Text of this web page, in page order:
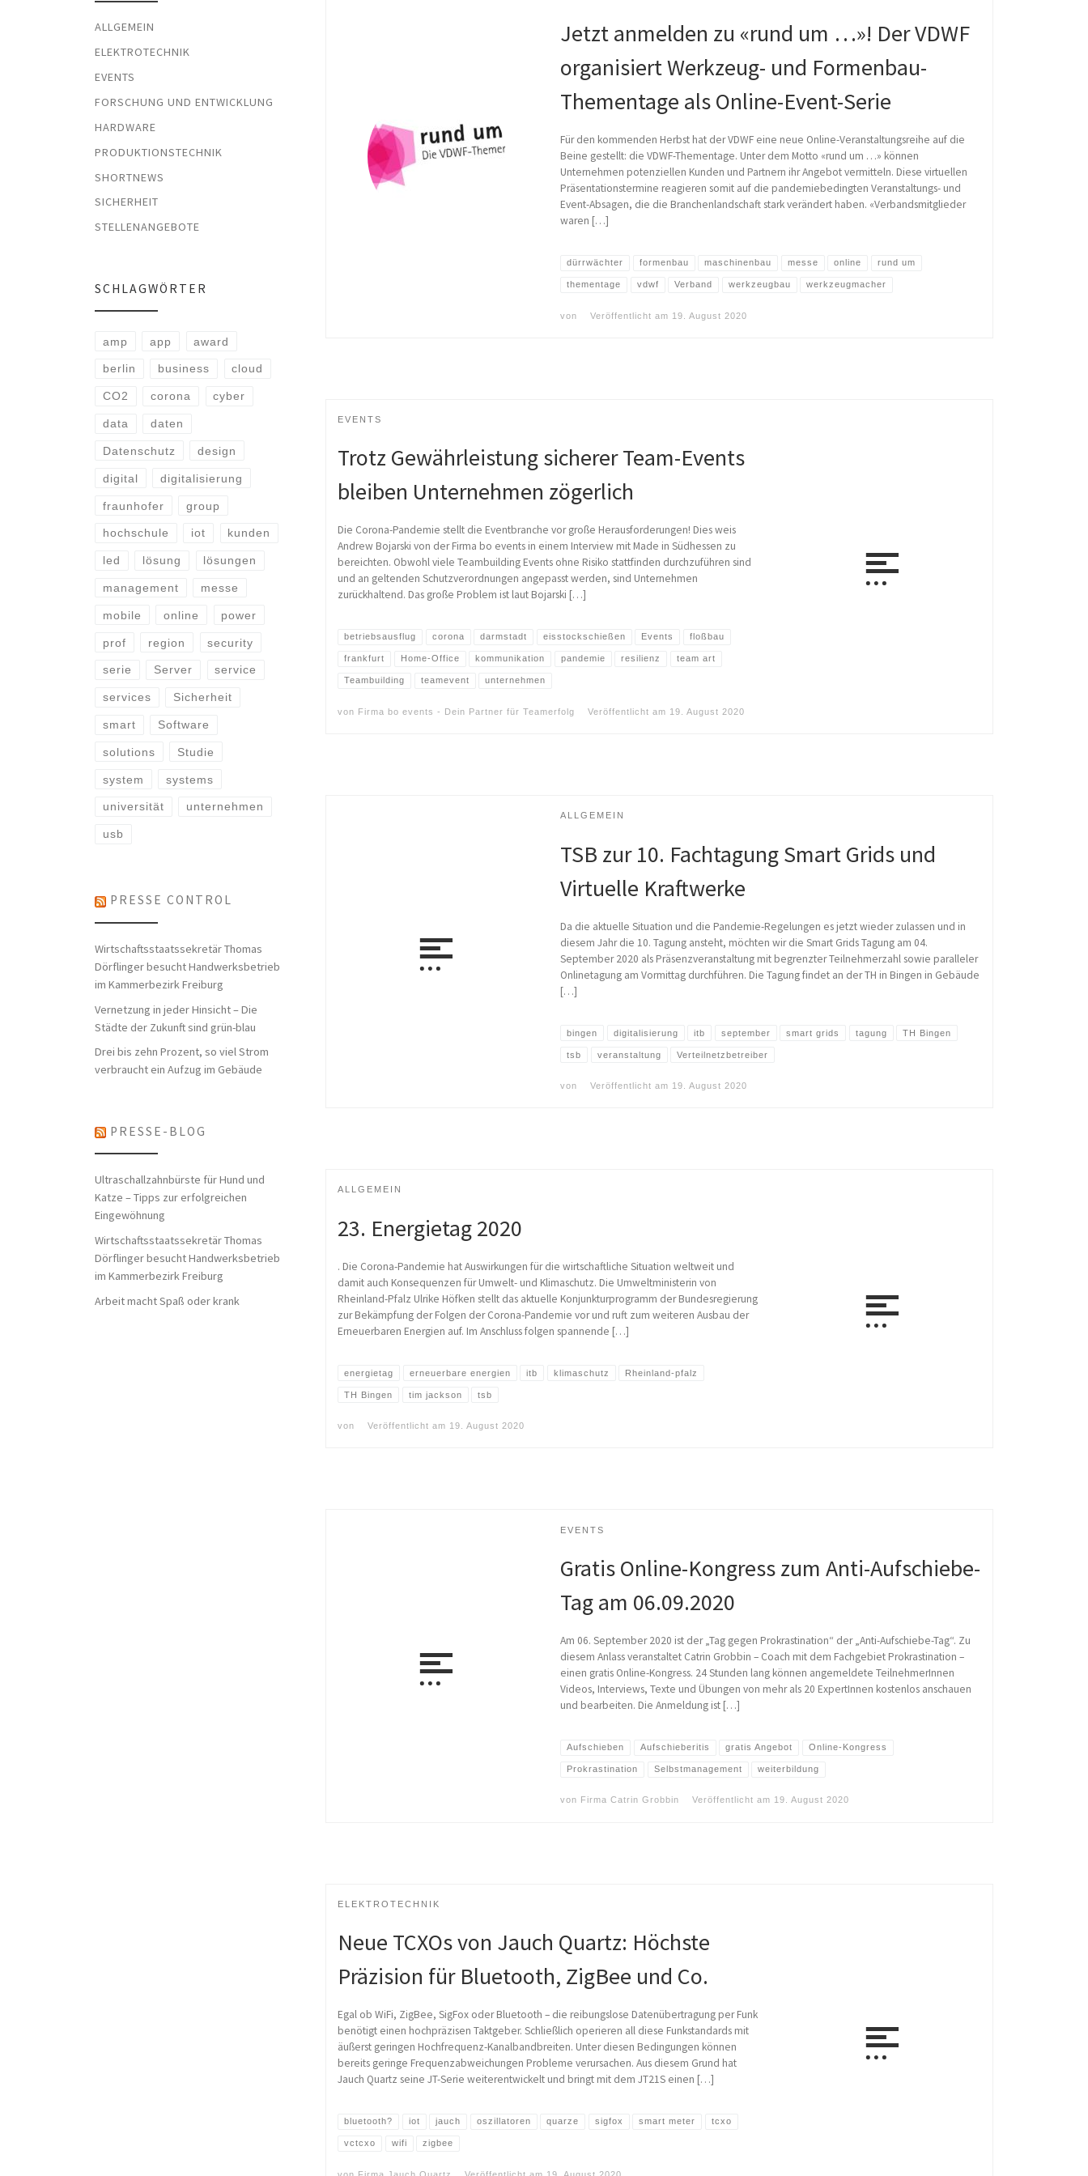
Jetzt anmelden zu «rund um …»! Der VDWF
organisiert Werkzeug- und Formenbau-
Thementage als Online-Event-Serie
Für den kommenden Herbst hat der VDWF eine neue Online-Veranstaltungsreihe auf die
Beine gestellt: die VDWF-Thementage. Unter dem Motto «rund um …» können
Unternehmen potenziellen Kunden und Partnern ihr Angebot vermitteln. Diese virtuellen
Präsentationstermine reagieren somit auf die pandemiebedingten Veranstaltungs- und
Event-Absagen, die die Branchenlandschaft stark verändert haben. «Verbandsmitglieder
waren […]
dürrwächter formenbau maschinenbau messe online rund um
thementage vdwf Verband werkzeugbau werkzeugmacher
von Veröffentlicht am 19. August 2020
EVENTS
Trotz Gewährleistung sicherer Team-Events
bleiben Unternehmen zögerlich
Die Corona-Pandemie stellt die Eventbranche vor große Herausforderungen! Dies weis
Andrew Bojarski von der Firma bo events in einem Interview mit Made in Südhessen zu
bereichten. Obwohl viele Teambuilding Events ohne Risiko stattfinden durchzuführen sind
und an geltenden Schutzverordnungen angepasst werden, sind Unternehmen
zurückhaltend. Das große Problem ist laut Bojarski […]
betriebsausflug corona darmstadt eisstockschießen Events floßbau
frankfurt Home-Office kommunikation pandemie resilienz team art
Teambuilding teamevent unternehmen
von Firma bo events - Dein Partner für Teamerfolg Veröffentlicht am 19. August 2020
ALLGEMEIN
TSB zur 10. Fachtagung Smart Grids und
Virtuelle Kraftwerke
Da die aktuelle Situation und die Pandemie-Regelungen es jetzt wieder zulassen und in
diesem Jahr die 10. Tagung ansteht, möchten wir die Smart Grids Tagung am 04.
September 2020 als Präsenzveranstaltung mit begrenzter Teilnehmerzahl sowie paralleler
Onlinetagung am Vormittag durchführen. Die Tagung findet an der TH in Bingen in Gebäude
[…]
bingen digitalisierung itb september smart grids tagung TH Bingen
tsb veranstaltung Verteilnetzbetreiber
von Veröffentlicht am 19. August 2020
ALLGEMEIN
23. Energietag 2020
. Die Corona-Pandemie hat Auswirkungen für die wirtschaftliche Situation weltweit und
damit auch Konsequenzen für Umwelt- und Klimaschutz. Die Umweltministerin von
Rheinland-Pfalz Ulrike Höfken stellt das aktuelle Konjunkturprogramm der Bundesregierung
zur Bekämpfung der Folgen der Corona-Pandemie vor und ruft zum weiteren Ausbau der
Erneuerbaren Energien auf. Im Anschluss folgen spannende […]
energietag erneuerbare energien itb klimaschutz Rheinland-pfalz
TH Bingen tim jackson tsb
von Veröffentlicht am 19. August 2020
EVENTS
Gratis Online-Kongress zum Anti-Aufschiebe-
Tag am 06.09.2020
Am 06. September 2020 ist der „Tag gegen Prokrastination“ der „Anti-Aufschiebe-Tag“. Zu
diesem Anlass veranstaltet Catrin Grobbin – Coach mit dem Fachgebiet Prokrastination –
einen gratis Online-Kongress. 24 Stunden lang können angemeldete TeilnehmerInnen
Videos, Interviews, Texte und Übungen von mehr als 20 ExpertInnen kostenlos anschauen
und bearbeiten. Die Anmeldung ist […]
Aufschieben Aufschieberitis gratis Angebot Online-Kongress
Prokrastination Selbstmanagement weiterbildung
von Firma Catrin Grobbin Veröffentlicht am 19. August 2020
ELEKTROTECHNIK
Neue TCXOs von Jauch Quartz: Höchste
Präzision für Bluetooth, ZigBee und Co.
Egal ob WiFi, ZigBee, SigFox oder Bluetooth – die reibungslose Datenübertragung per Funk
benötigt einen hochpräzisen Taktgeber. Schließlich operieren all diese Funkstandards mit
äußerst geringen Hochfrequenz-Kanalbandbreiten. Unter diesen Bedingungen können
bereits geringe Frequenzabweichungen Probleme verursachen. Aus diesem Grund hat
Jauch Quartz seine JT-Serie weiterentwickelt und bringt mit dem JT21S einen […]
bluetooth? iot jauch oszillatoren quarze sigfox smart meter tcxo
vctcxo wifi zigbee
ALLGEMEIN
ELEKTROTECHNIK
EVENTS
FORSCHUNG UND ENTWICKLUNG
HARDWARE
PRODUKTIONSTECHNIK
SHORTNEWS
SICHERHEIT
STELLENANGEBOTE
SCHLAGWÖRTER
amp app award
berlin business cloud
CO2 corona cyber
data daten
Datenschutz design
digital digitalisierung
fraunhofer group
hochschule iot kunden
led lösung lösungen
management messe
mobile online power
prof region security
serie Server service
services Sicherheit
smart Software
solutions Studie
system systems
universität unternehmen
usb
PRESSE CONTROL
Wirtschaftsstaatssekretär Thomas
Dörflinger besucht Handwerksbetrieb
im Kammerbezirk Freiburg
Vernetzung in jeder Hinsicht – Die
Städte der Zukunft sind grün-blau
Drei bis zehn Prozent, so viel Strom
verbraucht ein Aufzug im Gebäude
PRESSE-BLOG
Ultraschallzahnbürste für Hund und
Katze – Tipps zur erfolgreichen
Eingewöhnung
Wirtschaftsstaatssekretär Thomas
Dörflinger besucht Handwerksbetrieb
im Kammerbezirk Freiburg
Arbeit macht Spaß oder krank